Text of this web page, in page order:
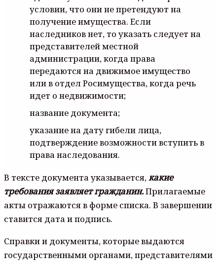
условии, что они не претендуют на
получение имущества. Если
наследников нет, то указать следует на
представителей местной
администрации, когда права
передаются на движимое имущество
или в отдел Росимущества, когда речь
идет о недвижимости;
название документа;
указание на дату гибели лица,
подтверждение возможности вступить в
права наследования.
В тексте документа указывается,какие
требования заявляет гражданин.Прилагаемые
акты отражаются в форме списка. В завершении
ставится дата и подпись.
Справки и документы, которые выдаются
государственными органами, представителями